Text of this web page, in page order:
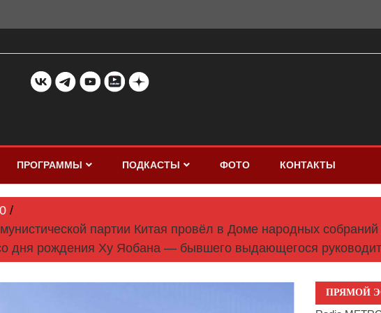
ПРОГРАММЫ ПОДКАСТЫ ФОТО КОНТАКТЫ
партии Китая провёл в Доме народных
дня рождения Ху Яобана — бывшего выдающегося
ПРЯМОЙ